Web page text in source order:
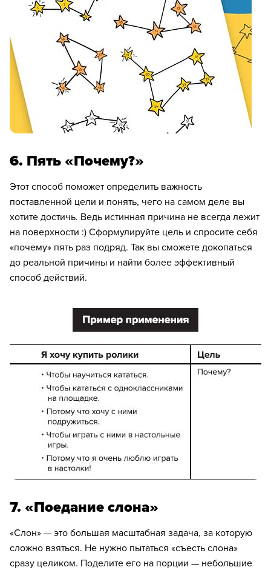
6. Пять «Почему?»
Этот способ поможет определить важность
поставленной цели и понять, чего на самом деле вы
хотите достичь. Ведь истинная причина не всегда лежит
на поверхности :) Сформулируйте цель и спросите себя
«почему» пять раз подряд. Так вы сможете докопаться
до реальной причины и найти более эффективный
способ действий.
7. «Поедание слона»
«Слон» — это большая масштабная задача, за которую
сложно взяться. Не нужно пытаться «съесть слона»
сразу целиком. Поделите его на порции — небольшие